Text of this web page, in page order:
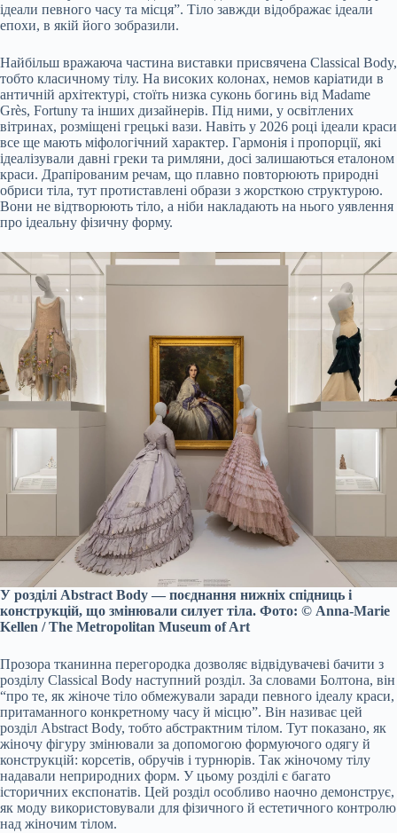
ідеали певного часу та місця”. Тіло завжди відображає ідеали
епохи, в якій його зобразили.
Найбільш вражаюча частина виставки присвячена Classical Body,
тобто класичному тілу. На високих колонах, немов каріатиди в
античній архітектурі, стоїть низка суконь богинь від Madame
Grès, Fortuny та інших дизайнерів. Під ними, у освітлених
вітринах, розміщені грецькі вази. Навіть у 2026 році ідеали краси
все ще мають міфологічний характер. Гармонія і пропорції, які
ідеалізували давні греки та римляни, досі залишаються еталоном
краси. Драпірованим речам, що плавно повторюють природні
обриси тіла, тут протиставлені образи з жорсткою структурою.
Вони не відтворюють тіло, а ніби накладають на нього уявлення
про ідеальну фізичну форму.
У розділі Abstract Body — поєднання нижніх спідниць і
конструкцій, що змінювали силует тіла. Фото: © Anna-Marie
Kellen / The Metropolitan Museum of Art
Прозора тканинна перегородка дозволяє відвідувачеві бачити з
розділу Classical Body наступний розділ. За словами Болтона, він
“про те, як жіноче тіло обмежували заради певного ідеалу краси,
притаманного конкретному часу й місцю”. Він називає цей
розділ Abstract Body, тобто абстрактним тілом. Тут показано, як
жіночу фігуру змінювали за допомогою формуючого одягу й
конструкцій: корсетів, обручів і турнюрів. Так жіночому тілу
надавали неприродних форм. У цьому розділі є багато
історичних експонатів. Цей розділ особливо наочно демонструє,
як моду використовували для фізичного й естетичного контролю
над жіночим тілом.